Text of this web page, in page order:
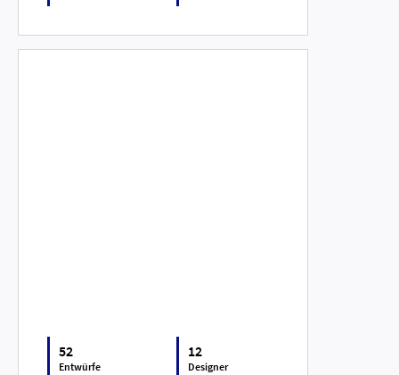
52
Entwürfe
12
Designer